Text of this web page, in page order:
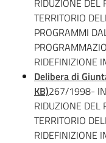
RIDUZIONE DEL
TERRITORIO
PROGRAMMI
RIDEFINIZIONE
Delibera di
KB)267/1998-
RIDUZIONE DEL
TERRITORIO
RIDEFINIZIONE